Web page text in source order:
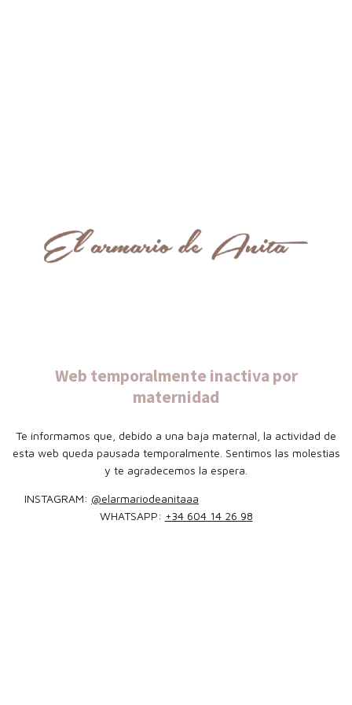
Web temporalmente inactiva por
maternidad
Te informamos que, debido a una baja maternal, la actividad de
esta web queda pausada temporalmente. Sentimos las molestias
y te agradecemos la espera.
INSTAGRAM: @elarmariodeanitaaa
WHATSAPP: +34 604 14 26 98